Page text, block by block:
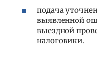
подача
выявленной
выездной
налоговики.